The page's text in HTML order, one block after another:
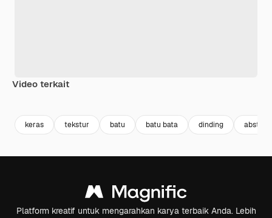
Video terkait
keras tekstur batu batu bata dinding abstrak
Platform kreatif untuk mengarahkan karya terbaik Anda. Lebih